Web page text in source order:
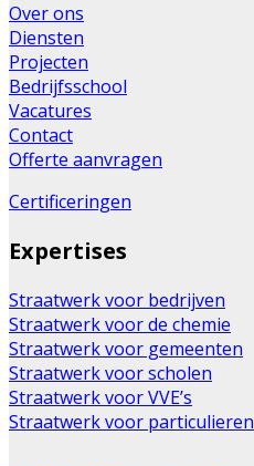
Over ons
Diensten
Projecten
Bedrijfsschool
Vacatures
Contact
Offerte aanvragen
Certificeringen
Expertises
Straatwerk voor bedrijven
Straatwerk voor de chemie
Straatwerk voor gemeenten
Straatwerk voor scholen
Straatwerk voor VVE’s
Straatwerk voor particulieren